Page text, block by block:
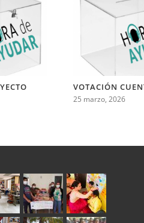
VOTACIÓN
25 marzo, 2026